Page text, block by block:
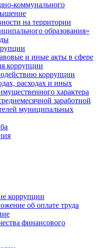
коммунального
на территории
образования»
и иные акты в сфере
коррупции
коррупции
расходах и иных
характера
заработной
муниципальных
коррупции
об оплате труда
финансового